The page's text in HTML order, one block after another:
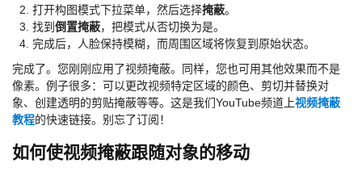
打开构图模式下拉菜单，然后选择掩蔽。
找到 倒置掩蔽，把模式从否切换为是。
完成后，人脸保持模糊，而周围区域将恢复到原始状态。
完成了。您刚刚应用了视频掩蔽。同样，您也可用其他效果而不是
像素。例子很多：可以更改视频特定区域的颜色、剪切并替换对
象、创建透明的剪贴掩蔽等等。这是我们YouTube频道上视频掩蔽
教程的快速链接。别忘了订阅！
如何使视频掩蔽跟随对象的移动